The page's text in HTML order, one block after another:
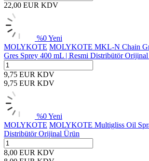
22,00 EUR KDV
%0Yeni
MOLYKOTE MOLYKOTE MKL-N Chain
Gres Sprey 400 mL | Resmi Distribütör
9,75 EUR KDV
9,75 EUR KDV
%0Yeni
MOLYKOTE MOLYKOTE Multigliss Oil
Distribütör Orijinal Ürün
8,00 EUR KDV